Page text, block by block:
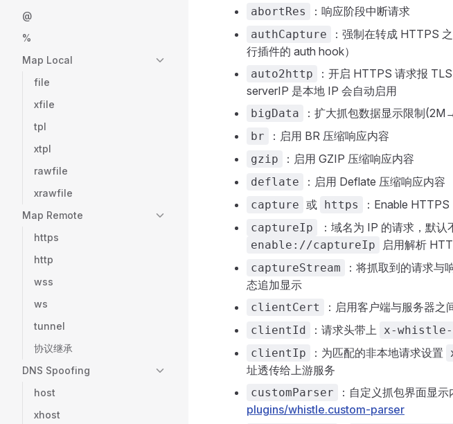
@
%
Map Local
file
xfile
tpl
xtpl
rawfile
xrawfile
Map Remote
https
http
wss
ws
tunnel
协议继承
DNS Spoofing
host
xhost
abortRes ：响应阶段中断请求
authCapture ：强制在转成 HTTPS
行插件的 auth hook）
auto2http
：开启 HTTPS 请求报
serverIP 是本地 IP 会自动启用
bigData ：扩大抓包数据显示限制
br ：启用 BR 压缩响应内容
gzip ：启用 GZIP 压缩响应内容
deflate ：启用 Deflate 压缩响应内容
capture 或 https ：Enable HTTPS
captureIp ：域名为 IP 的请求，默
enable://captureIp 启用解析
captureStream
：将抓取到的请求与
态追加显示
clientCert ：启用客户端与服务器之
clientId ：请求头带上
x-whistle-
clientIp
：为匹配的非本地请求设置
址透传给上游服务
customParser ：自定义抓包界面显
plugins/whistle.custom-parser